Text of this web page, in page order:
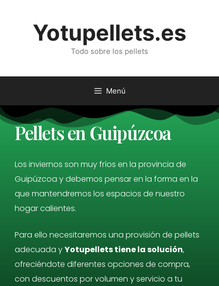
Yotupellets.es
Todo sobre los pellets
Menú
Pellets en Guipúzcoa
Los inviernos son muy fríos en la provincia de
Guipúzcoa y debemos pensar en la forma en la
que mantendremos los espacios de nuestro
hogar calientes.
Para ello necesitaremos una provisión de pellets
adecuada yYotupellets tiene la solución,
ofreciéndote diferentes opciones de compra,
con descuentos por volumen y servicio a tu